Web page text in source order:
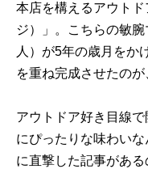
本店を構えるアウト
ジ）」。こちらの敏
人）が5年の歳月をか
を重ね完成させたのが
アウトドア好き目線
にぴったりな味わい
に直撃した記事がある